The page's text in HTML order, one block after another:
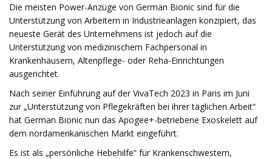
Die meisten Power-Anzüge von German Bionic sind für die
Unterstützung von Arbeitern in Industrieanlagen konzipiert, das
neueste Gerät des Unternehmens ist jedoch auf die
Unterstützung von medizinischem Fachpersonal in
Krankenhäusern, Altenpflege- oder Reha-Einrichtungen
ausgerichtet.
Nach seiner Einführung auf der VivaTech 2023 in Paris im Juni
zur „Unterstützung von Pflegekräften bei ihrer täglichen Arbeit“
hat German Bionic nun das Apogee+-betriebene Exoskelett auf
dem nordamerikanischen Markt eingeführt.
Es ist als „persönliche Hebehilfe“ für Krankenschwestern,